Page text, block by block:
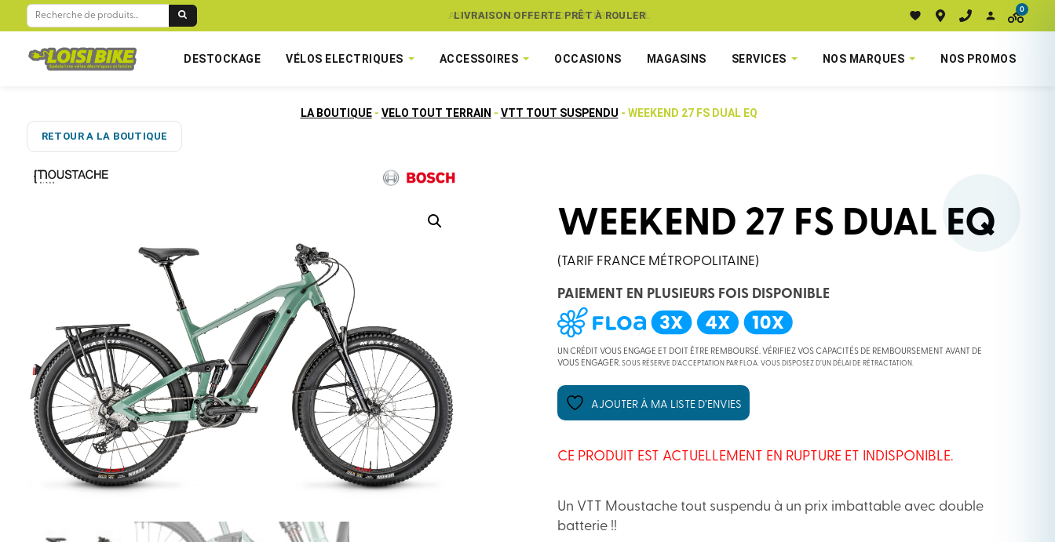
RECHERCHE
ASSUREZ VOTRE VÉLO CONTRE LE VOL 0
DESTOCKAGE VÉLOS ELECTRIQUES ACCESSOIRES OCCASIONS MAGASINS SERVICES NOS MARQUES NOS PROMOS
LA BOUTIQUE - VELO TOUT TERRAIN - VTT TOUT SUSPENDU - WEEKEND 27 FS DUAL EQ
RETOUR A LA BOUTIQUE
WEEKEND 27 FS DUAL EQ
(TARIF FRANCE MÉTROPOLITAINE)
PAIEMENT EN PLUSIEURS FOIS DISPONIBLE
UN CRÉDIT VOUS ENGAGE ET DOIT ÊTRE REMBOURSÉ. VÉRIFIEZ VOS CAPACITÉS DE REMBOURSEMENT AVANT DE
VOUS ENGAGER.SOUS RÉSERVE D’ACCEPTATION PAR FLOA. VOUS DISPOSEZ D’UN DÉLAI DE RÉTRACTATION.
AJOUTER À MA LISTE D’ENVIES
CE PRODUIT EST ACTUELLEMENT EN RUPTURE ET INDISPONIBLE.
Un VTT Moustache tout suspendu à un prix imbattable avec double
batterie !!